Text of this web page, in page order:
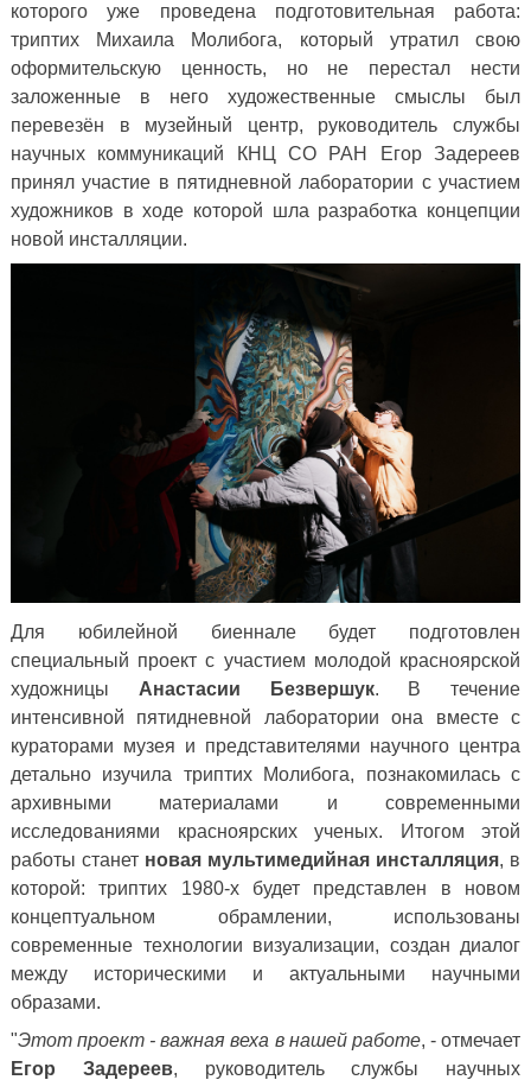
которого уже проведена подготовительная работа:
триптих Михаила Молибога, который утратил свою
оформительскую ценность, но не перестал нести
заложенные в него художественные смыслы был
перевезён в музейный центр, руководитель службы
научных коммуникаций КНЦ СО РАН Егор Задереев
принял участие в пятидневной лаборатории с участием
художников в ходе которой шла разработка концепции
новой инсталляции.
Для юбилейной биеннале будет подготовлен
специальный проект с участием молодой красноярской
художницы Анастасии Безвершук. В течение
интенсивной пятидневной лаборатории она вместе с
кураторами музея и представителями научного центра
детально изучила триптих Молибога, познакомилась с
архивными материалами и современными
исследованиями красноярских ученых. Итогом этой
работы станет новая мультимедийная инсталляция, в
которой: триптих 1980-х будет представлен в новом
концептуальном обрамлении, использованы
современные технологии визуализации, создан диалог
между историческими и актуальными научными
образами.
"Этот проект - важная веха в нашей работе, - отмечает
Егор Задереев, руководитель службы научных